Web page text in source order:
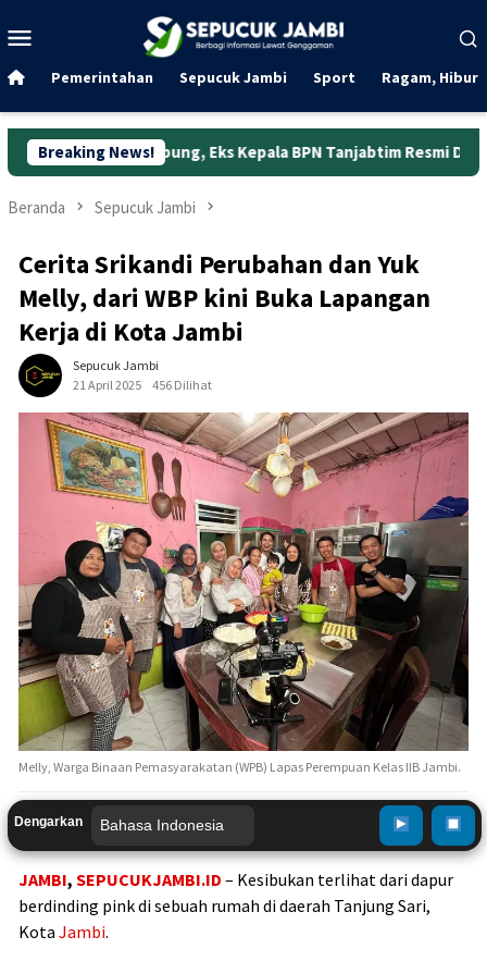
ke
Mobile
Pemerintahan Sepucuk Jambi Sport Ragam,
Breaking News!
Eks Kepala BPN Tanjabtim Resmi Ditahan Dunia
Beranda Sepucuk Jambi
Cerita Srikandi Perubahan dan Yuk
Melly, dari WBP kini Buka Lapangan
Kerja di Kota Jambi
Sepucuk Jambi
21 April 2025
456 Dilihat
Melly, Warga Binaan Pemasyarakatan (WPB) Lapas Perempuan Kelas IIB Jambi.
Dengarkan
JAMBI, SEPUCUKJAMBI.ID – Kesibukan terlihat dari dapur
berdinding pink di sebuah rumah di daerah Tanjung Sari,
Kota Jambi.